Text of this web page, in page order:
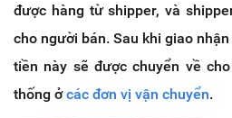
được hàng từ shipper, và
cho người bán. Sau khi giao
tiền này sẽ được chuyển về
thống ởcác đơn vị vận chuyển.